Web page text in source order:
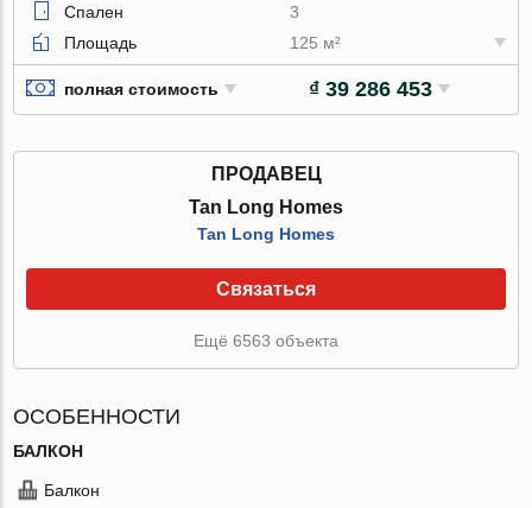
Спален
3
Площадь
125 м²
полная стоимость ₫ 39 286 453
ПРОДАВЕЦ
Tan Long Homes
Tan Long Homes
Связаться
Ещё 6563 объекта
ОСОБЕННОСТИ
БАЛКОН
Балкон